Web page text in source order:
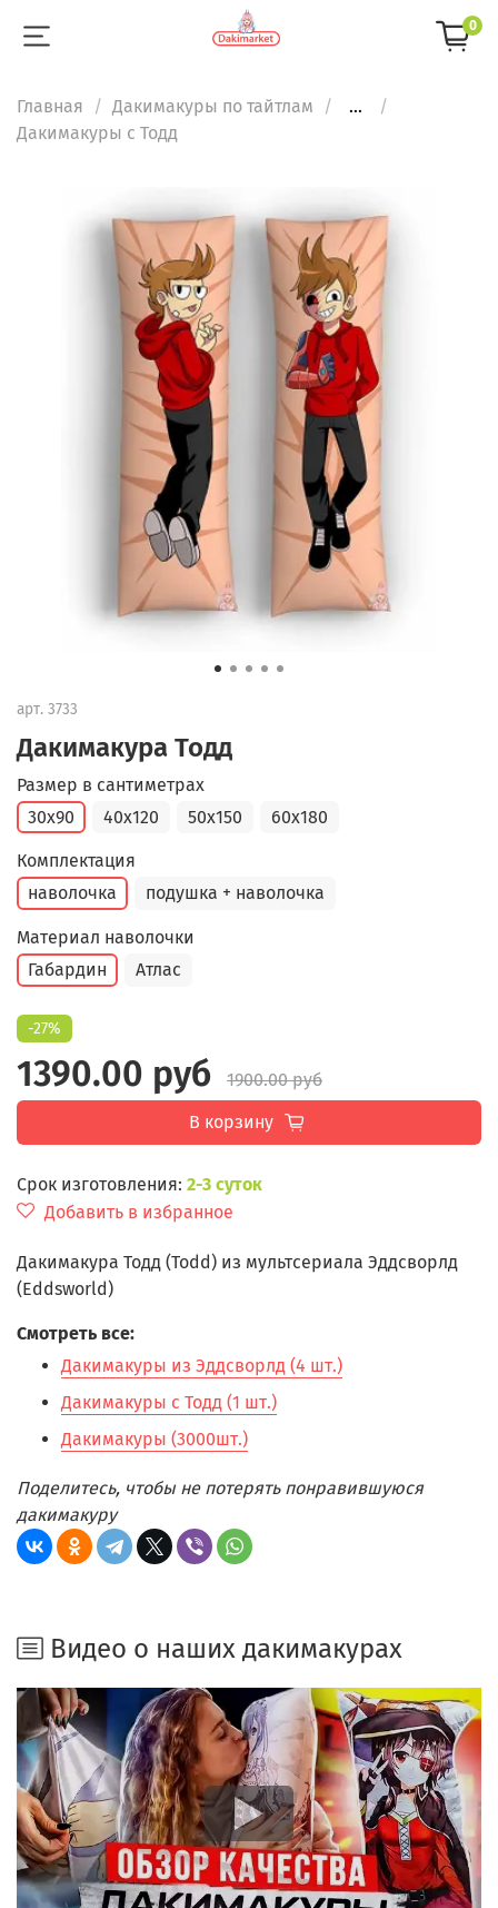
0
Главная Дакимакуры по тайтлам
...
Дакимакуры с Тодд
арт. 3733
Дакимакура Тодд
Срок изготовления: 2-3 суток
Добавить в избранное
Размер в сантиметрах
30x90
40x120 50x150 60x180
Комплектация
наволочка
подушка + наволочка
Материал наволочки
Габардин
Атлас
-27%
1390.00 руб
1900.00 руб
В корзину
Дакимакура Тодд (Todd) из мультсериала Эддсворлд
(Eddsworld)
Смотреть все:
Дакимакуры из Эддсворлд (4 шт.)
Дакимакуры с Тодд (1 шт.)
Дакимакуры (3000шт.)
Поделитесь, чтобы не потерять понравившуюся
дакимакуру
Видео о наших дакимакурах